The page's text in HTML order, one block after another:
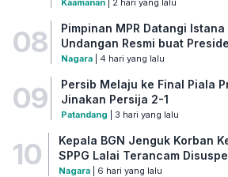
08
Pimpinan MPR Datangi
Undangan Resmi buat
Nagara| 4 hari yang lalu
09
Persib Melaju ke Final Piala
Jinakan Persija 2-1
Patandang | 3 hari yang lalu
10
Kepala BGN Jenguk Korban
SPPG Lalai Terancam
Nagara| 6 hari yang lalu